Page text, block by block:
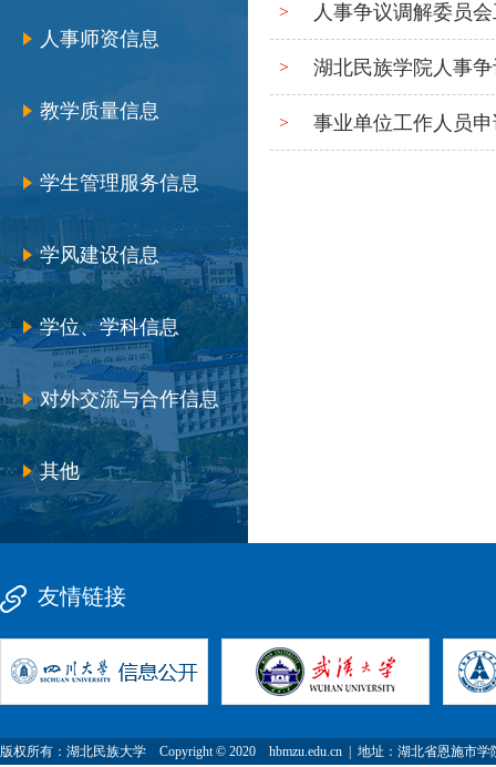
人事师资信息
教学质量信息
学生管理服务信息
学风建设信息
学位、学科信息
对外交流与合作信息
其他
> 人事争议调解委员
> 湖北民族学院人事
> 事业单位工作人员
友情链接
版权所有：湖北民族大学 Copyright © 2020 hbmzu.edu.cn | 地址：湖北省恩施